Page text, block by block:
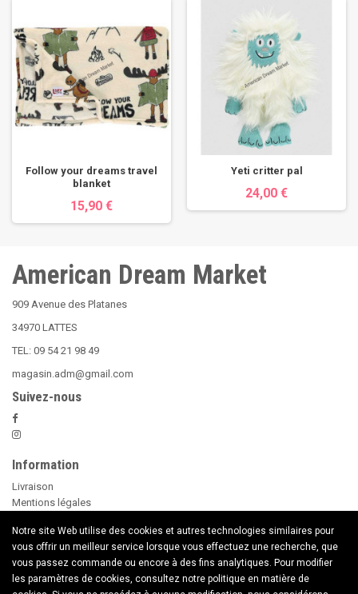
Notre site Web utilise des cookies et autres technologies similaires pour
vous offrir un meilleur service lorsque vous effectuez une recherche, que
vous passez commande ou encore à des fins analytiques. Pour modifier
les paramètres de cookies, consultez notre politique en matière de
Follow your dreams travel
blanket
15,90 €
Yeti critter pal
24,00 €
American Dream Market
909 Avenue des Platanes
34970 LATTES
TEL: 09 54 21 98 49
magasin.adm@gmail.com
Suivez-nous
Information
Livraison
Mentions légales
Paiement sécurisé
Le Beer Pong
conseils d'utilisation des Bougies
Nouveaux Produits